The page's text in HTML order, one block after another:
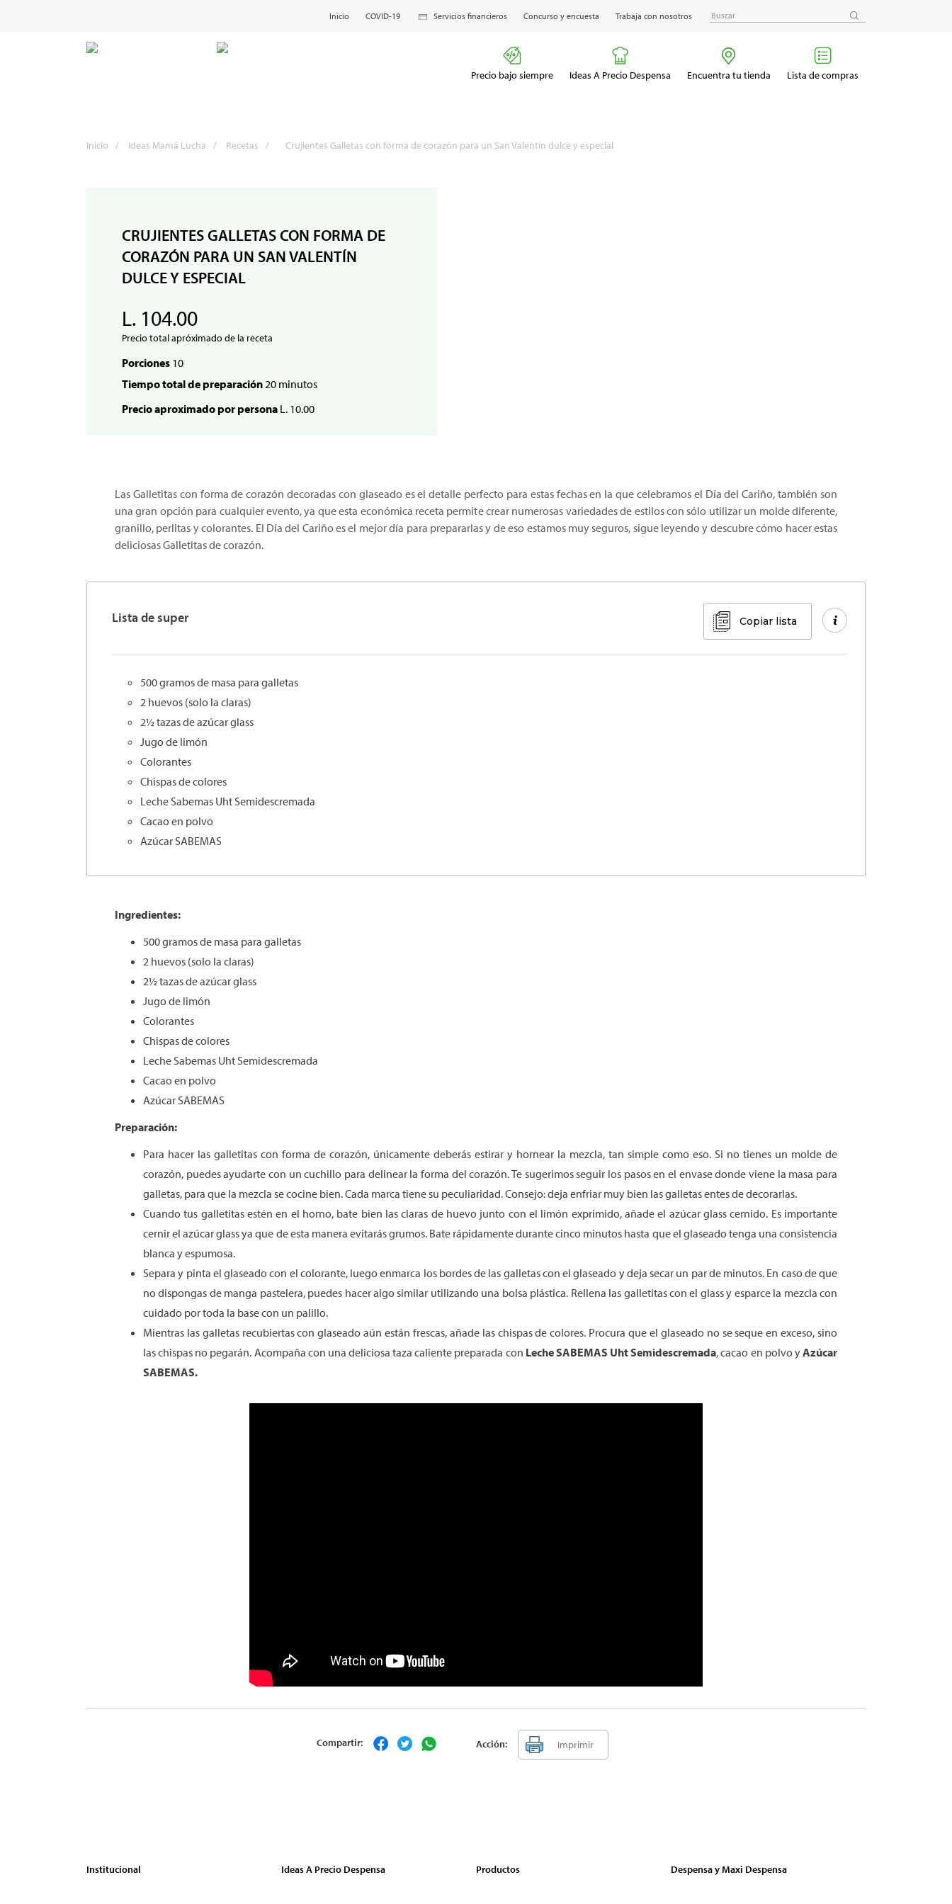
Inicio COVID-19 Servicios financieros Concurso y encuesta Trabaja con nosotros
Precio bajo siempre Ideas A Precio Despensa Encuentra tu tienda Lista de compras
Inicio / Ideas Mamá Lucha / Recetas / Crujientes Galletas con forma de corazón para un San Valentín dulce y especial
CRUJIENTES GALLETAS CON FORMA DE
CORAZÓN PARA UN SAN VALENTÍN
DULCE Y ESPECIAL
L. 104.00
Precio total apróximado de la receta
Porciones 10
Tiempo total de preparación20 minutos
Precio aproximado por persona L. 10.00
Las Galletitas con forma de corazón decoradas con glaseado es el detalle perfecto para estas fechas en la que celebramos el Día del Cariño, también son
una gran opción para cualquier evento, ya que esta económica receta permite crear numerosas variedades de estilos con sólo utilizar un molde diferente,
granillo, perlitas y colorantes. El Día del Cariño es el mejor día para prepararlas y de eso estamos muy seguros, sigue leyendo y descubre cómo hacer estas
deliciosas Galletitas de corazón.
Lista de super Copiar lista
500 gramos de masa para galletas
2 huevos (solo la claras)
2½ tazas de azúcar glass
Jugo de limón
Colorantes
Chispas de colores
Leche Sabemas Uht Semidescremada
Cacao en polvo
Azúcar SABEMAS
Ingredientes:
500 gramos de masa para galletas
2 huevos (solo la claras)
2½ tazas de azúcar glass
Jugo de limón
Colorantes
Chispas de colores
Leche Sabemas Uht Semidescremada
Cacao en polvo
Azúcar SABEMAS
Preparación:
Para hacer las galletitas con forma de corazón, únicamente deberás estirar y hornear la mezcla, tan simple como eso. Si no tienes un molde de
corazón, puedes ayudarte con un cuchillo para delinear la forma del corazón. Te sugerimos seguir los pasos en el envase donde viene la masa para
galletas, para que la mezcla se cocine bien. Cada marca tiene su peculiaridad. Consejo: deja enfriar muy bien las galletas entes de decorarlas.
Cuando tus galletitas estén en el horno, bate bien las claras de huevo junto con el limón exprimido, añade el azúcar glass cernido. Es importante
cernir el azúcar glass ya que de esta manera evitarás grumos. Bate rápidamente durante cinco minutos hasta que el glaseado tenga una consistencia
blanca y espumosa.
Separa y pinta el glaseado con el colorante, luego enmarca los bordes de las galletas con el glaseado y deja secar un par de minutos. En caso de que
no dispongas de manga pastelera, puedes hacer algo similar utilizando una bolsa plástica. Rellena las galletitas con el glass y esparce la mezcla con
cuidado por toda la base con un palillo.
Mientras las galletas recubiertas con glaseado aún están frescas, añade las chispas de colores. Procura que el glaseado no se seque en exceso, sino
las chispas no pegarán. Acompaña con una deliciosa taza caliente preparada con Leche SABEMAS UhtSemidescremada, cacao en polvo yAzúcar
SABEMAS.
Compartir: Acción: Imprimir
Institucional Ideas A Precio Despensa Productos Despensa y Maxi Despensa